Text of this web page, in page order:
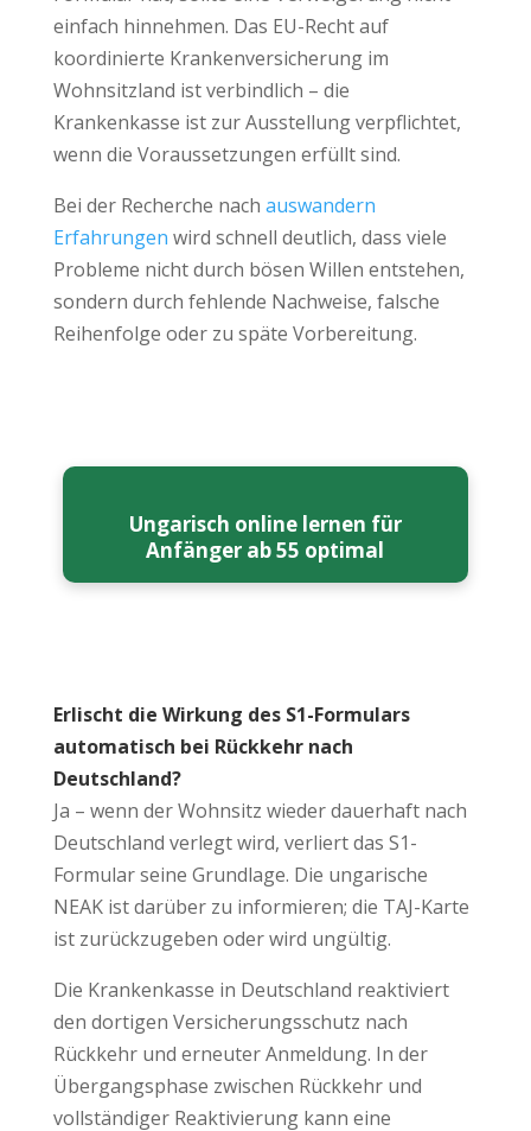
einfach hinnehmen. Das EU-Recht auf
koordinierte Krankenversicherung im
Wohnsitzland ist verbindlich – die
Krankenkasse ist zur Ausstellung verpflichtet,
wenn die Voraussetzungen erfüllt sind.
Bei der Recherche nach auswandern
Erfahrungen wird schnell deutlich, dass viele
Probleme nicht durch bösen Willen entstehen,
sondern durch fehlende Nachweise, falsche
Reihenfolge oder zu späte Vorbereitung.
Ungarisch online lernen für
Anfänger ab 55 optimal
Erlischt die Wirkung des S1-Formulars
automatisch bei Rückkehr nach
Deutschland?
Ja – wenn der Wohnsitz wieder dauerhaft nach
Deutschland verlegt wird, verliert das S1-
Formular seine Grundlage. Die ungarische
NEAK ist darüber zu informieren; die TAJ-Karte
ist zurückzugeben oder wird ungültig.
Die Krankenkasse in Deutschland reaktiviert
den dortigen Versicherungsschutz nach
Rückkehr und erneuter Anmeldung. In der
Übergangsphase zwischen Rückkehr und
vollständiger Reaktivierung kann eine